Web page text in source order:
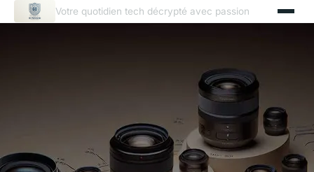
Votre quotidien tech décrypté avec passion